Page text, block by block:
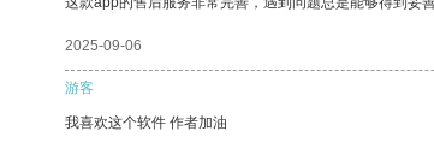
2025-09-06
游客
我喜欢这个软件 作者加油